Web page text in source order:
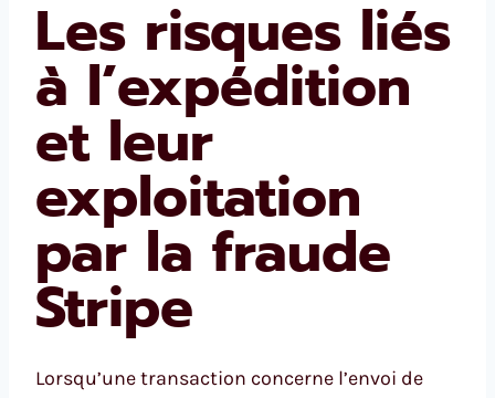
Les risques liés
à l’expédition
et leur
exploitation
par la fraude
Stripe
Lorsqu’une transaction concerne l’envoi de